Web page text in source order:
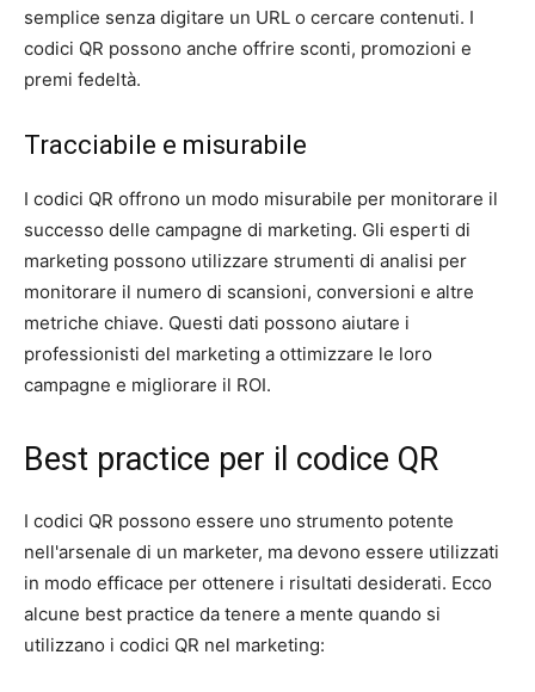
semplice senza digitare un URL o cercare contenuti. I
codici QR possono anche offrire sconti, promozioni e
premi fedeltà.
Tracciabile e misurabile
I codici QR offrono un modo misurabile per monitorare il
successo delle campagne di marketing. Gli esperti di
marketing possono utilizzare strumenti di analisi per
monitorare il numero di scansioni, conversioni e altre
metriche chiave. Questi dati possono aiutare i
professionisti del marketing a ottimizzare le loro
campagne e migliorare il ROI.
Best practice per il codice QR
I codici QR possono essere uno strumento potente
nell'arsenale di un marketer, ma devono essere utilizzati
in modo efficace per ottenere i risultati desiderati. Ecco
alcune best practice da tenere a mente quando si
utilizzano i codici QR nel marketing: